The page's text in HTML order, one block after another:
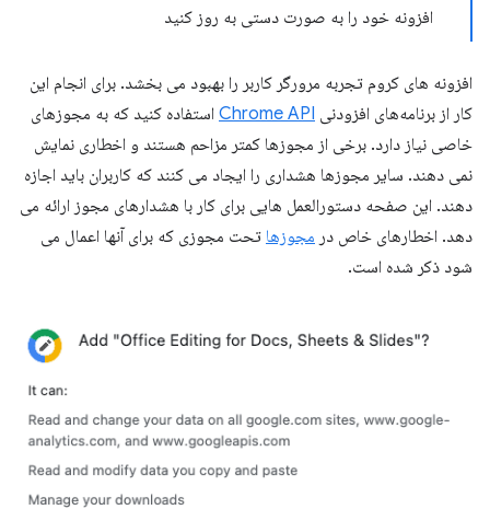
افزونه خود را به صورت دستی به روز کنید
افزونه های کروم تجربه مرورگر کاربر را بهبود می بخشد. برای انجام این
کار از برنامه‌های افزودنی Chrome API استفاده کنید که به مجوزهای
خاصی نیاز دارد. برخی از مجوزها کمتر مزاحم هستند و اخطاری نمایش
نمی دهند. سایر مجوزها هشداری را ایجاد می کنند که کاربران باید اجازه
دهند. این صفحه دستورالعمل هایی برای کار با هشدارهای مجوز ارائه می
دهد. اخطارهای خاص در مجوزها تحت مجوزی که برای آنها اعمال می
شود ذکر شده است.